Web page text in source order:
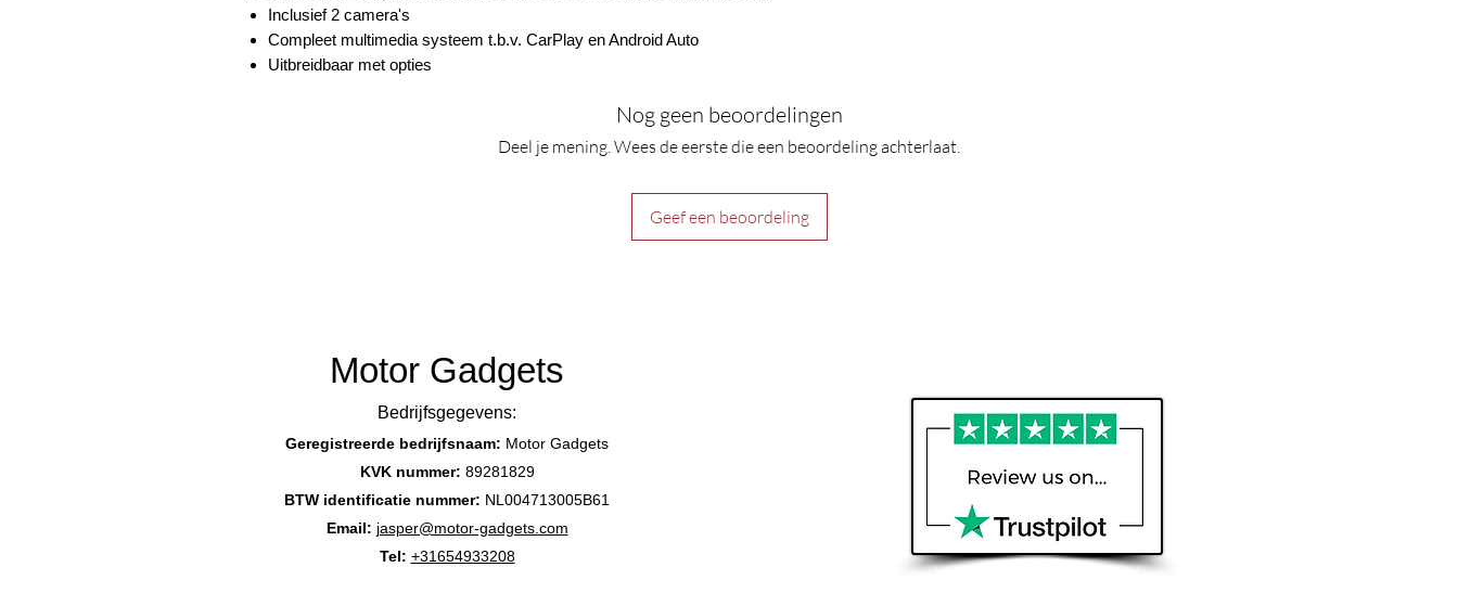
Inclusief 2 camera's
Compleet multimedia systeem t.b.v. CarPlay en Android Auto
Uitbreidbaar met opties
Nog geen beoordelingen
Deel je mening. Wees de eerste die een beoordeling achterlaat.
Geef een beoordeling
Motor Gadgets
Bedrijfsgegevens:
Geregistreerde bedrijfsnaam: Motor Gadgets
KVK nummer: 89281829
BTW identificatie nummer: NL004713005B61
Email: jasper@motor-gadgets.com
Tel: +31654933208